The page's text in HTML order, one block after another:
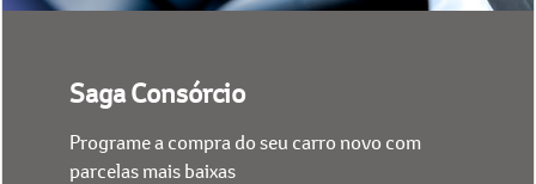
Saga Consórcio
Programe a compra do seu carro novo com
parcelas mais baixas